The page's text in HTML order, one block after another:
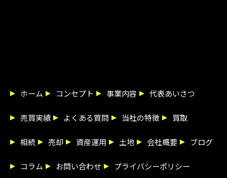
ホーム コンセプト 事業内容 代表あいさつ
売買実績 よくある質問 当社の特徴 買取
相続 売却 資産運用 土地 会社概要 ブログ
コラム お問い合わせ プライバシーポリシー